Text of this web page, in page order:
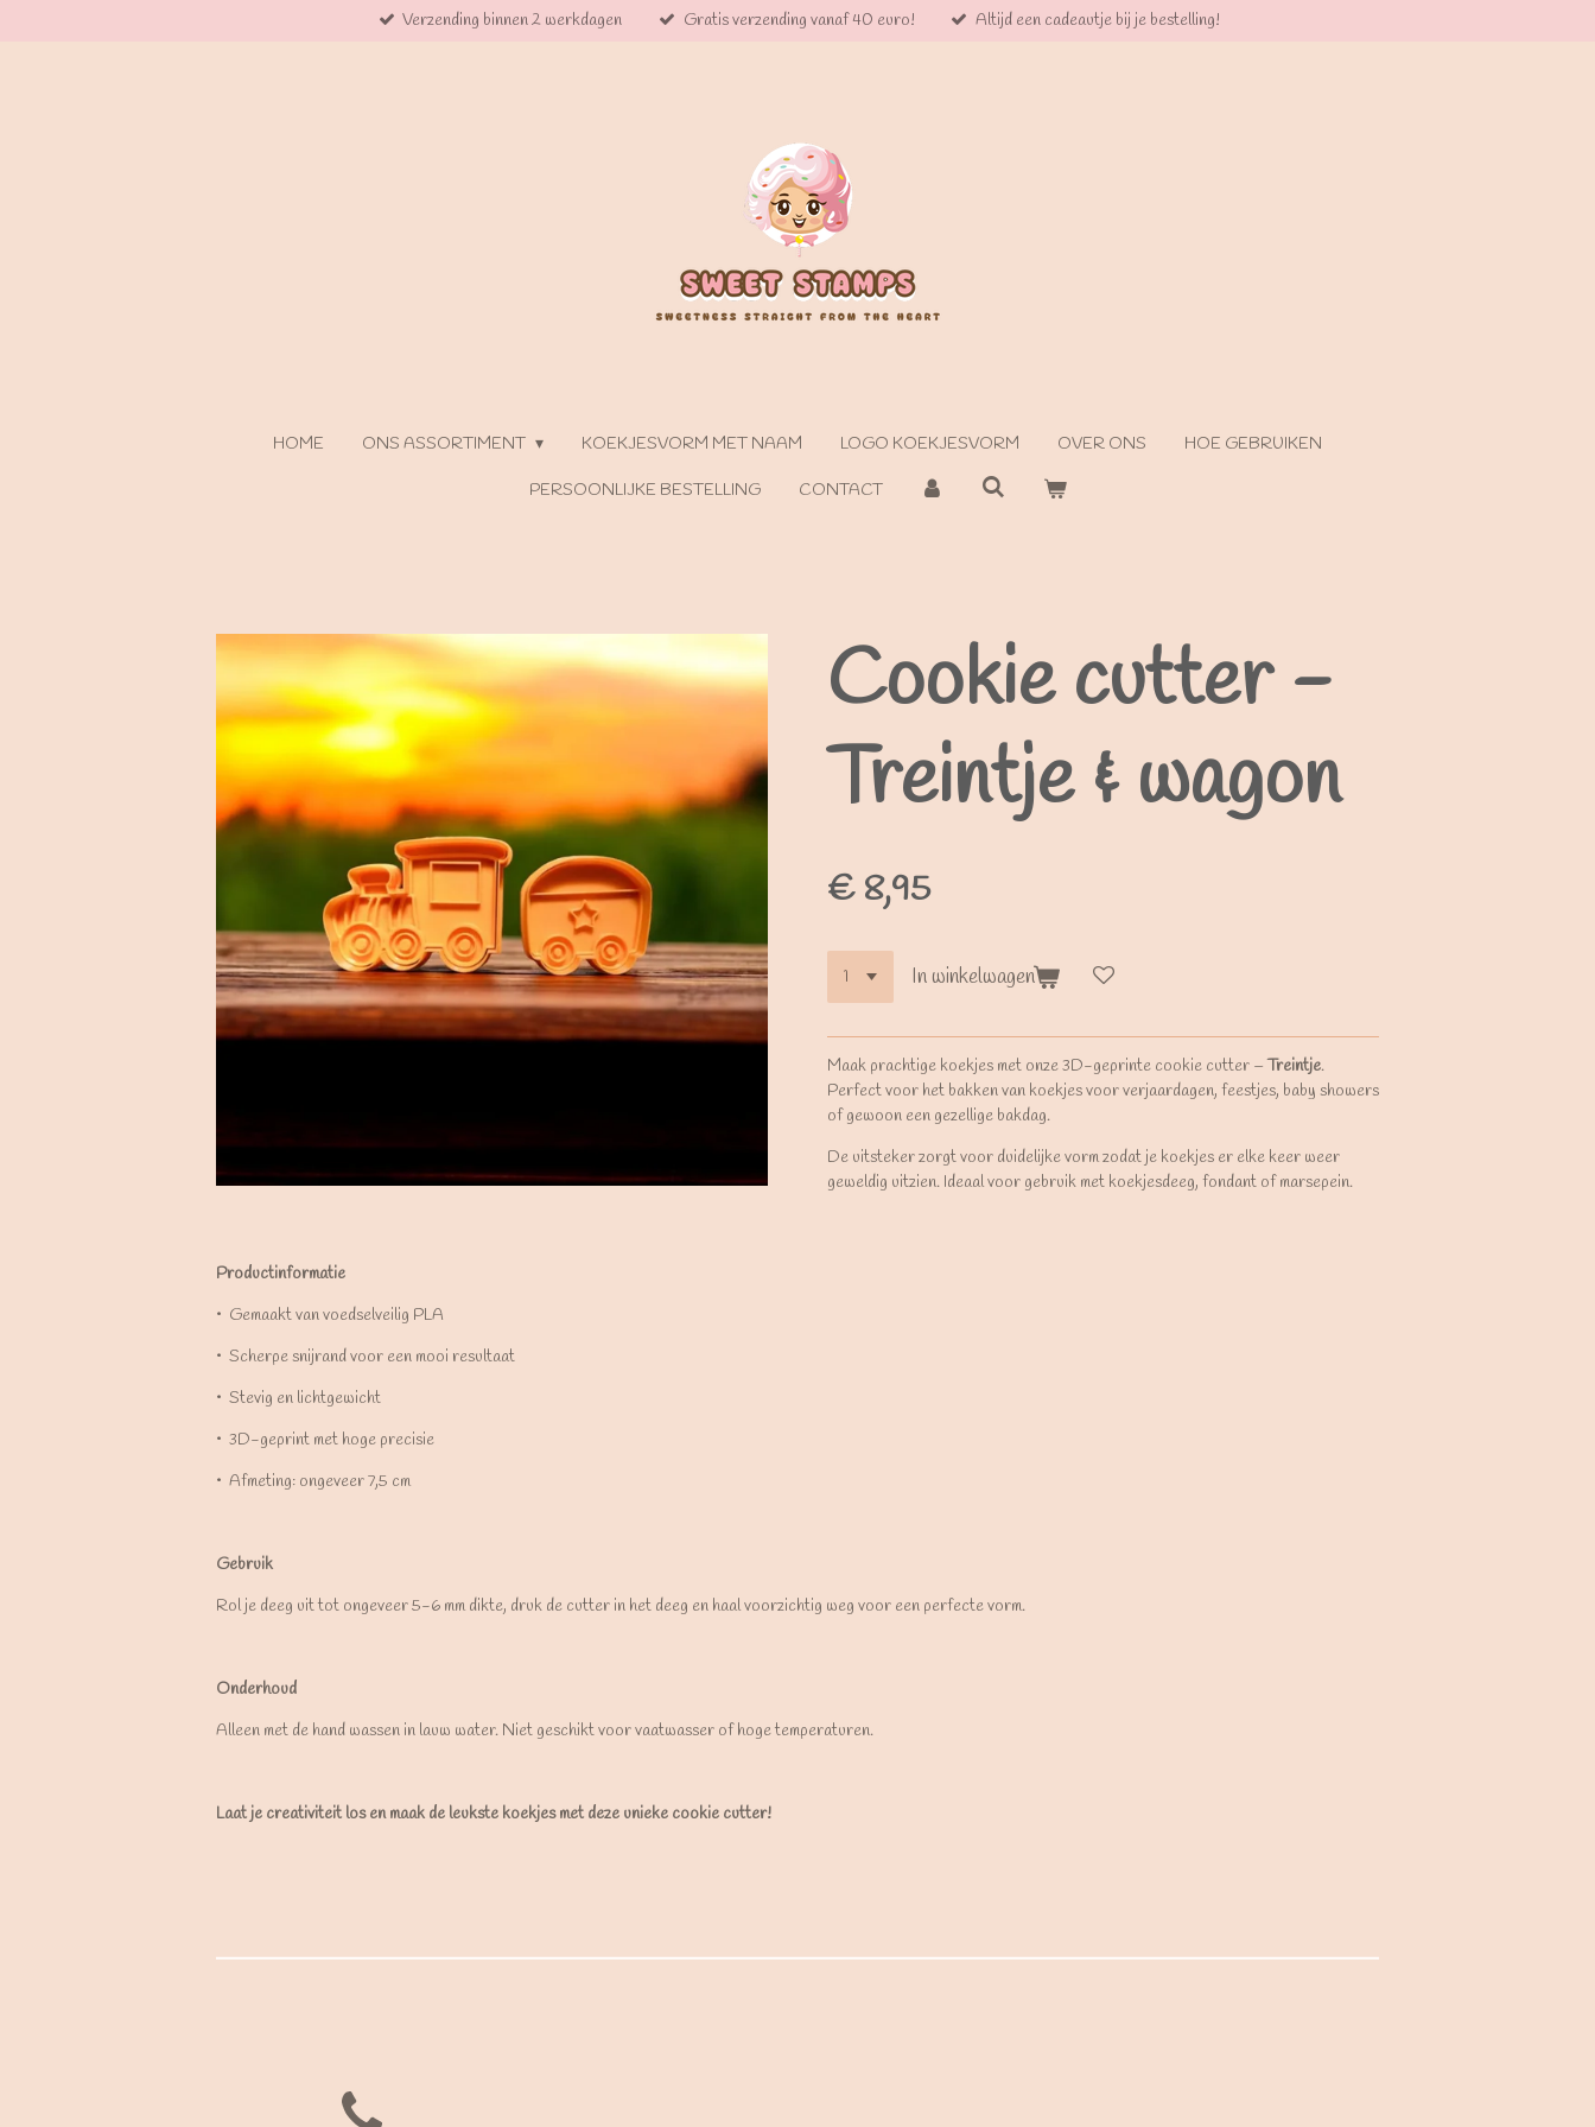
Verzending binnen 2 werkdagen Gratis verzending vanaf 40 euro! Altijd een cadeautje bij je bestelling!
HOME ONS ASSORTIMENT KOEKJESVORM MET NAAM LOGO KOEKJESVORM OVER ONS HOE GEBRUIKEN
PERSOONLIJKE BESTELLING CONTACT
Cookie cutter -
Treintje & wagon
€ 8,95
In winkelwagen
Maak prachtige koekjes met onze 3D-geprinte cookie cutter –Treintje.
Perfect voor het bakken van koekjes voor verjaardagen, feestjes, baby showers
of gewoon een gezellige bakdag.
De uitsteker zorgt voor duidelijke vorm zodat je koekjes er elke keer weer
geweldig uitzien. Ideaal voor gebruik met koekjesdeeg, fondant of marsepein.
Productinformatie
•⁠ ⁠Gemaakt van voedselveilig PLA
•⁠ ⁠Scherpe snijrand voor een mooi resultaat
•⁠ ⁠Stevig en lichtgewicht
•⁠ ⁠3D-geprint met hoge precisie
•⁠ ⁠Afmeting: ongeveer 7,5 cm
Gebruik
Rol je deeg uit tot ongeveer 5-6 mm dikte, druk de cutter in het deeg en haal voorzichtig weg voor een perfecte vorm.
Onderhoud
Alleen met de hand wassen in lauw water. Niet geschikt voor vaatwasser of hoge temperaturen.
Laat je creativiteit los en maak de leukste koekjes met deze unieke cookie cutter!